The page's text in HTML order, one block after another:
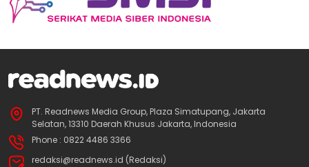
PT. Readnews Media Group, Plaza Simatupang, Jakarta
Selatan, 13310 Daerah Khusus Jakarta, Indonesia
Phone : 0822 4486 3366
redaksi@readnews.id (Redaksi)